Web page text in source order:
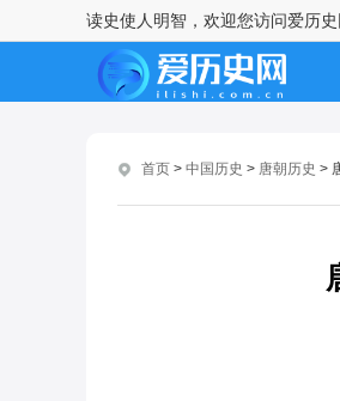
读史使人明智，欢迎您访问爱历
首页 > 中国历史 > 唐朝历史 >
李密错失长安：战略误判与
时机的双重困境
李渊的抉择与李世民的急流勇
安史之乱风云：盛世崩塌与